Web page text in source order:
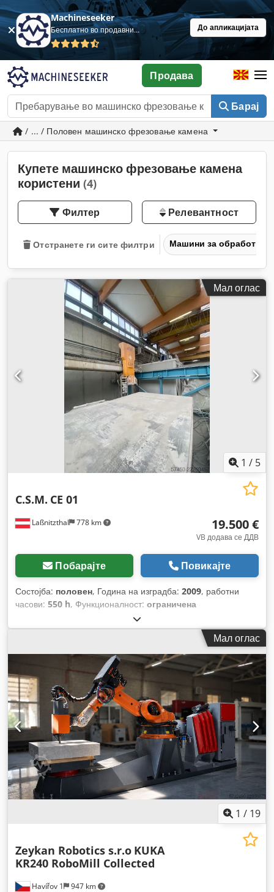
Machineseeker
Бесплатно во продавница До апликацијата
Барај
Продава
/ ... / Половен машинско фрезовање камена
Купете машинско фрезовање камена
користени (4)
Филтер Релевантност
Отстранете ги сите филтри Машини за обработка
Мал оглас
1 / 5
Laßnitzthal 778 km
C.S.M. CE 01
19.500 €
VB додава се ДДВ
Побарајте Повикајте
Состојба: половен, Година на изградба: 2009, работни
часови: 550 h, Функционалност: ограничена
, број на машина/возило:
Мал оглас
1 / 19
Havířov 1 947 km
Zeykan Robotics s.r.o KUKA
KR240 RoboMill Collected